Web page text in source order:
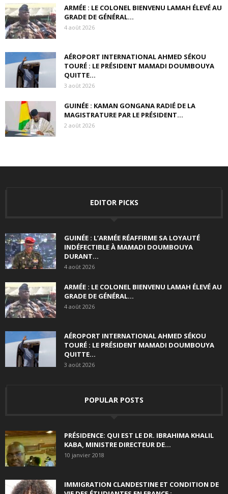
ARMÉE : LE COLONEL BIENVENU LAMAH ÉLEVÉ AU
GRADE DE GÉNÉRAL...
4 août 2026
AÉROPORT INTERNATIONAL AHMED SÉKOU
TOURÉ : LE PRÉSIDENT MAMADI DOUMBOUYA
QUITTE...
3 août 2026
GUINÉE : KAMAN GONGANA RADIÉ DE LA
MAGISTRATURE PAR LE PRÉSIDENT...
2 août 2026
EDITOR PICKS
GUINÉE : L’ARMÉE RÉAFFIRME SA LOYAUTÉ
INDÉFECTIBLE À MAMADI DOUMBOUYA
DURANT...
4 août 2026
ARMÉE : LE COLONEL BIENVENU LAMAH ÉLEVÉ AU
GRADE DE GÉNÉRAL...
4 août 2026
AÉROPORT INTERNATIONAL AHMED SÉKOU
TOURÉ : LE PRÉSIDENT MAMADI DOUMBOUYA
QUITTE...
3 août 2026
POPULAR POSTS
PRÉSIDENCE: QUI EST LE DR. IBRAHIMA KHALIL
KABA, MINISTRE DIRECTEUR DE...
10 janvier 2018
IMMIGRATION CLANDESTINE ET CONDITION DE